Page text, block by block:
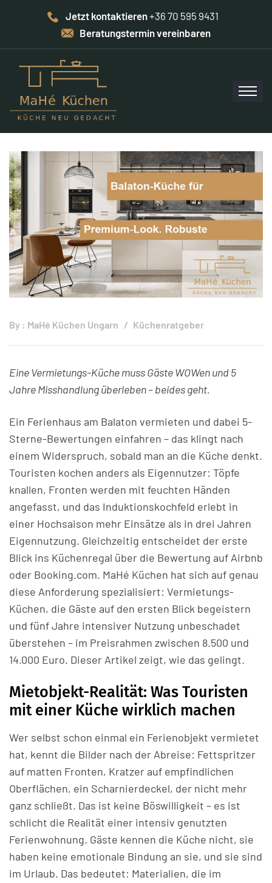
Jetzt kontaktieren+36 70 595 9431
Beratungstermin vereinbaren
By : MaHé Küchen Ungarn Küchenratgeber
Eine Vermietungs-Küche muss Gäste WOWen und 5
Jahre Misshandlung überleben – beides geht.
Ein Ferienhaus am Balaton vermieten und dabei 5-
Sterne-Bewertungen einfahren – das klingt nach
einem Widerspruch, sobald man an die Küche denkt.
Touristen kochen anders als Eigennutzer: Töpfe
knallen, Fronten werden mit feuchten Händen
angefasst, und das Induktionskochfeld erlebt in
einer Hochsaison mehr Einsätze als in drei Jahren
Eigennutzung. Gleichzeitig entscheidet der erste
Blick ins Küchenregal über die Bewertung auf Airbnb
oder Booking.com. MaHé Küchen hat sich auf genau
diese Anforderung spezialisiert: Vermietungs-
Küchen, die Gäste auf den ersten Blick begeistern
und fünf Jahre intensiver Nutzung unbeschadet
überstehen – im Preisrahmen zwischen 8.500 und
14.000 Euro. Dieser Artikel zeigt, wie das gelingt.
Mietobjekt-Realität: Was Touristen
mit einer Küche wirklich machen
Wer selbst schon einmal ein Ferienobjekt vermietet
hat, kennt die Bilder nach der Abreise: Fettspritzer
auf matten Fronten, Kratzer auf empfindlichen
Oberflächen, ein Scharnierdeckel, der nicht mehr
ganz schließt. Das ist keine Böswilligkeit – es ist
schlicht die Realität einer intensiv genutzten
Ferienwohnung. Gäste kennen die Küche nicht, sie
haben keine emotionale Bindung an sie, und sie sind
im Urlaub. Das bedeutet: Materialien, die im